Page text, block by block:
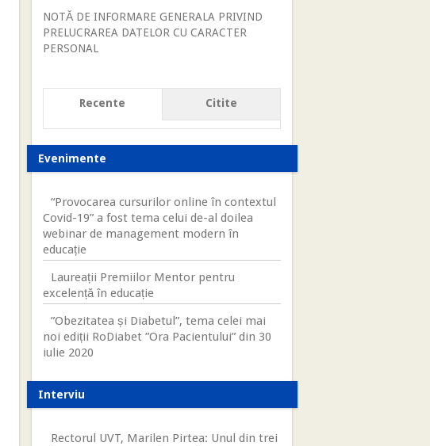
NOTĂ DE INFORMARE GENERALA PRIVIND
PRELUCRAREA DATELOR CU CARACTER
PERSONAL
Recente Citite
Evenimente
“Provocarea cursurilor online în contextul
Covid-19” a fost tema celui de-al doilea
webinar de management modern în
educație
Laureații Premiilor Mentor pentru
excelență în educație
”Obezitatea și Diabetul”, tema celei mai
noi ediții RoDiabet ”Ora Pacientului” din 30
iulie 2020
Interviu
Rectorul UVT, Marilen Pirtea: Unul din trei